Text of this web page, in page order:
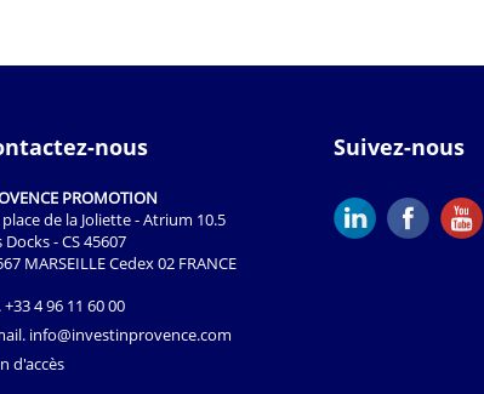
nous
PROMOTION
place de la Joliette - Atrium 10.5
Docks - CS 45607
MARSEILLE Cedex 02 FRANCE
+33 4 96 11 60 00
info@investinprovence.com
d'accès
Suivez-nous